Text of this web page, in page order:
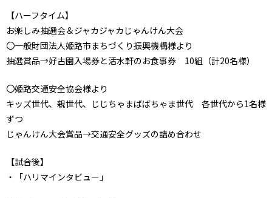
【ハーフタイム】
お楽しみ抽選会＆ジャカジャカじゃんけん大会
〇一般財団法人姫路市まちづくり振興機構様より
抽選賞品→好古園入場券と活水軒のお食事券 10組（計20名様）
〇姫路交通安全協会様より
キッズ世代、親世代、じじちゃまばばちゃま世代 各世代から1名様
ずつ
じゃんけん大会賞品→交通安全グッズの詰め合わせ
【試合後】
・「ハリマインタビュー」